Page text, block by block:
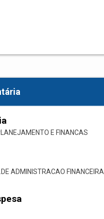
E FINANCAS
ADMINISTRACAO FINANCEIRA